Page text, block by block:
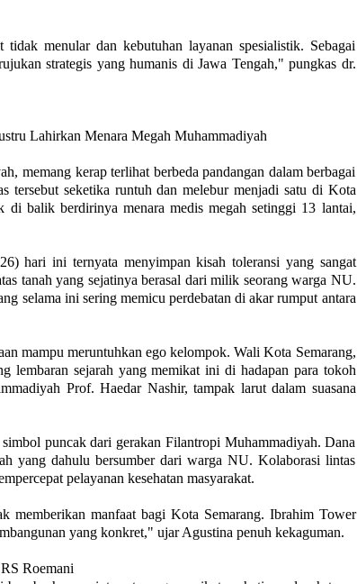
menular dan kebutuhan layanan spesialistik. Sebagai
strategis yang humanis di Jawa Tengah," pungkas dr.
Lahirkan Menara Megah Muhammadiyah
memang kerap terlihat berbeda pandangan dalam berbagai
tersebut seketika runtuh dan melebur menjadi satu di Kota
di balik berdirinya menara medis megah setinggi 13 lantai,
hari ini ternyata menyimpan kisah toleransi yang sangat
tanah yang sejatinya berasal dari milik seorang warga NU.
selama ini sering memicu perdebatan di akar rumput antara
mampu meruntuhkan ego kelompok. Wali Kota Semarang,
lembaran sejarah yang memikat ini di hadapan para tokoh
Prof. Haedar Nashir, tampak larut dalam suasana
puncak dari gerakan Filantropi Muhammadiyah. Dana
yang dahulu bersumber dari warga NU. Kolaborasi lintas
pelayanan kesehatan masyarakat.
memberikan manfaat bagi Kota Semarang. Ibrahim Tower
yang konkret," ujar Agustina penuh kekaguman.
Roemani